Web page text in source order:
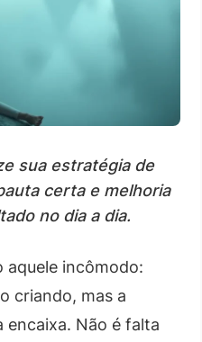
sua estratégia de
certa e melhoria
no dia a dia.
aquele incômodo:
criando, mas a
encaixa. Não é falta